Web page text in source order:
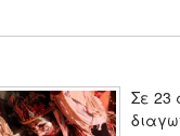
Σε 23